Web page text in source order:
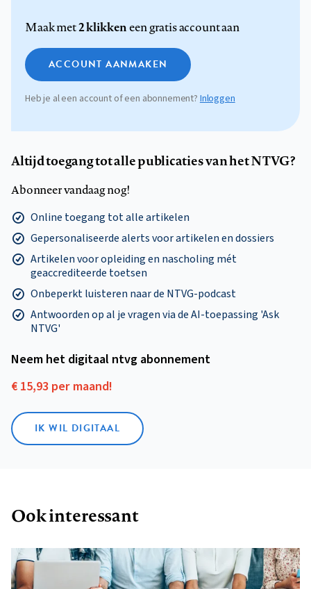
Maak met2 klikkeneen gratis account aan
ACCOUNT AANMAKEN
Heb je al een account of een abonnement? Inloggen
Altijd toegang tot alle publicaties van het NTVG?
Abonneer vandaag nog!
Online toegang tot alle artikelen
Gepersonaliseerde alerts voor artikelen en dossiers
Artikelen voor opleiding en nascholing mét
geaccrediteerde toetsen
Onbeperkt luisteren naar de NTVG-podcast
Antwoorden op al je vragen via de AI-toepassing 'Ask
NTVG'
Neem het digitaal ntvg abonnement
€ 15,93 per maand!
IK WIL DIGITAAL
Ook interessant